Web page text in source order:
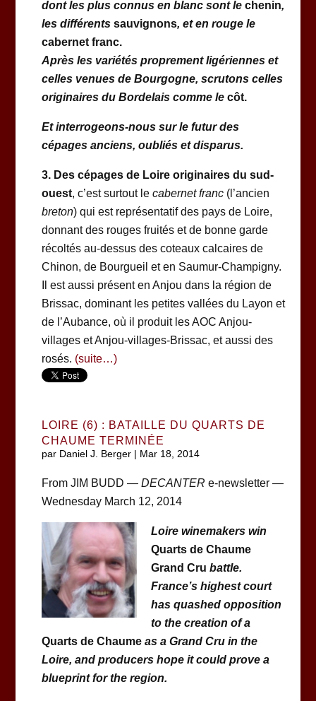
dont les plus connus en blanc sont le chenin,
les différents sauvignons, et en rouge le
cabernet franc.
Après les variétés proprement ligériennes et
celles venues de Bourgogne, scrutons celles
originaires du Bordelais comme le côt.
Et interrogeons-nous sur le futur des
cépages anciens, oubliés et disparus.
3. Des cépages de Loire originaires du sud-
ouest, c’est surtout le cabernet franc(l’ancien
breton) qui est représentatif des pays de Loire,
donnant des rouges fruités et de bonne garde
récoltés au-dessus des coteaux calcaires de
Chinon, de Bourgueil et en Saumur-Champigny.
Il est aussi présent en Anjou dans la région de
Brissac, dominant les petites vallées du Layon et
de l’Aubance, où il produit les AOC Anjou-
villages et Anjou-villages-Brissac, et aussi des
rosés. (suite…)
LOIRE (6) : BATAILLE DU QUARTS DE
CHAUME TERMINÉE
par Daniel J. Berger| Mar 18, 2014
From JIM BUDD — DECANTER e-newsletter —
Wednesday March 12, 2014
Loire winemakers win
Quarts de Chaume
Grand Cru battle.
France’s highest court
has quashed opposition
to the creation of a
Quarts de Chaumeas a Grand Cru in the
Loire, and producers hope it could prove a
blueprint for the region.